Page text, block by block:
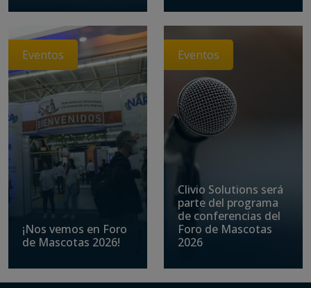
Eventos
¡Nos vemos en Foro
de Mascotas 2026!
Eventos
Clivio Solutions será
parte del programa
de conferencias del
Foro de Mascotas
2026